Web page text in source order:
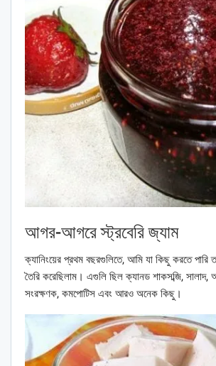
আগর-আগরে স্ট্রবেরি জ্যাম
ক্যানিংয়ের প্রথম বছরগুলিতে, আমি যা কিছু করতে পারি
তৈরি করেছিলাম। এগুলি ছিল ক্যানড শাকসব্জি, সালাদ,
সংরক্ষণক, কমপোটিস এবং আরও অনেক কিছু।